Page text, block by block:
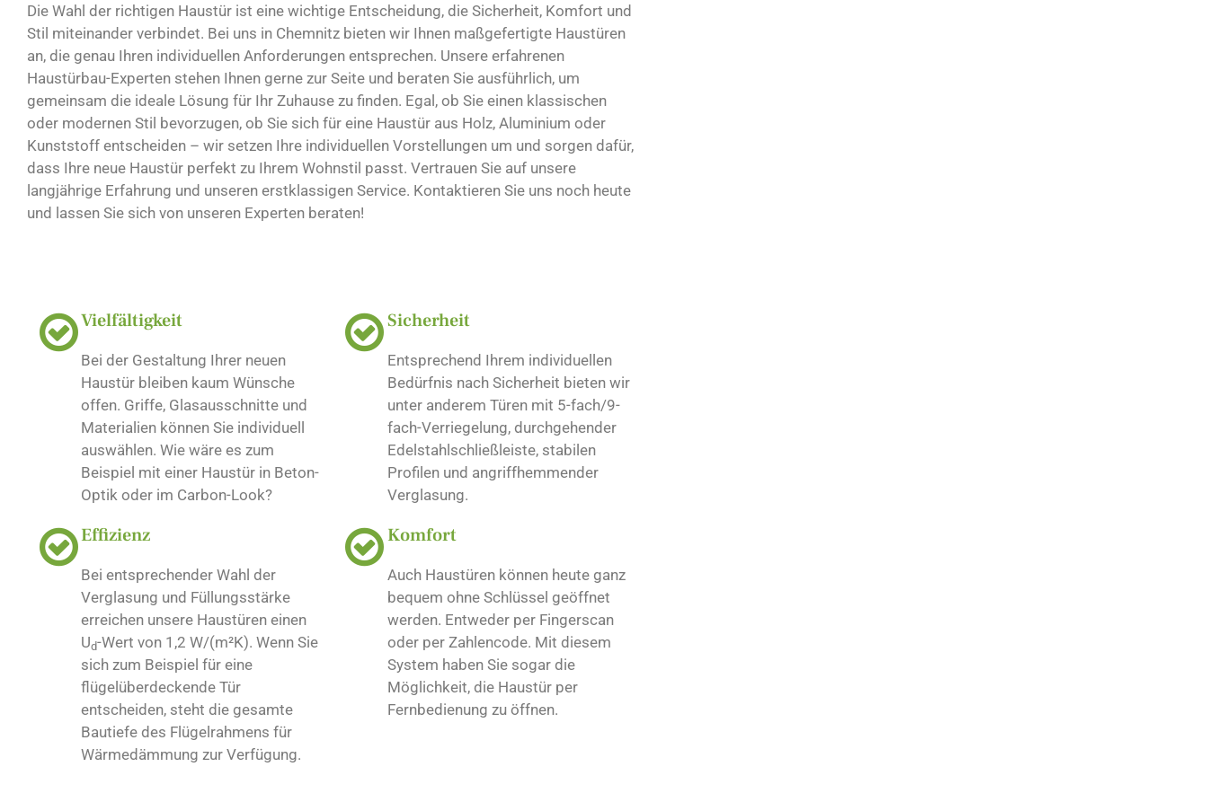
Die Wahl der richtigen Haustür ist eine wichtige Entscheidung, die Sicherheit, Komfort und
Stil miteinander verbindet. Bei uns in Chemnitz bieten wir Ihnen maßgefertigte Haustüren
an, die genau Ihren individuellen Anforderungen entsprechen. Unsere erfahrenen
Haustürbau-Experten stehen Ihnen gerne zur Seite und beraten Sie ausführlich, um
gemeinsam die ideale Lösung für Ihr Zuhause zu finden. Egal, ob Sie einen klassischen
oder modernen Stil bevorzugen, ob Sie sich für eine Haustür aus Holz, Aluminium oder
Kunststoff entscheiden – wir setzen Ihre individuellen Vorstellungen um und sorgen dafür,
dass Ihre neue Haustür perfekt zu Ihrem Wohnstil passt. Vertrauen Sie auf unsere
langjährige Erfahrung und unseren erstklassigen Service. Kontaktieren Sie uns noch heute
und lassen Sie sich von unseren Experten beraten!
Vielfältigkeit
Bei der Gestaltung Ihrer neuen
Haustür bleiben kaum Wünsche
offen. Griffe, Glasausschnitte und
Materialien können Sie individuell
auswählen. Wie wäre es zum
Beispiel mit einer Haustür in Beton-
Optik oder im Carbon-Look?
Sicherheit
Entsprechend Ihrem individuellen
Bedürfnis nach Sicherheit bieten wir
unter anderem Türen mit 5-fach/9-
fach-Verriegelung, durchgehender
Edelstahlschließleiste, stabilen
Profilen und angriffhemmender
Verglasung.
Effizienz
Bei entsprechender Wahl der
Verglasung und Füllungsstärke
erreichen unsere Haustüren einen
Ud-Wert von 1,2 W/(m²K). Wenn Sie
sich zum Beispiel für eine
flügelüberdeckende Tür
entscheiden, steht die gesamte
Bautiefe des Flügelrahmens für
Wärmedämmung zur Verfügung.
Komfort
Auch Haustüren können heute ganz
bequem ohne Schlüssel geöffnet
werden. Entweder per Fingerscan
oder per Zahlencode. Mit diesem
System haben Sie sogar die
Möglichkeit, die Haustür per
Fernbedienung zu öffnen.